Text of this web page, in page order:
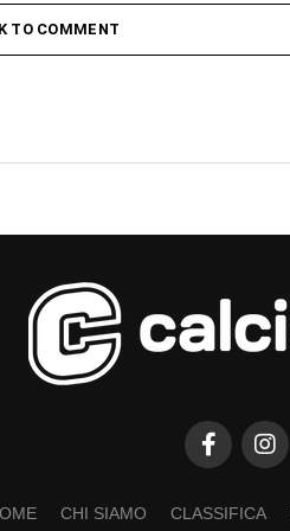
TO COMMENT
CHI SIAMO CLASSIFICA